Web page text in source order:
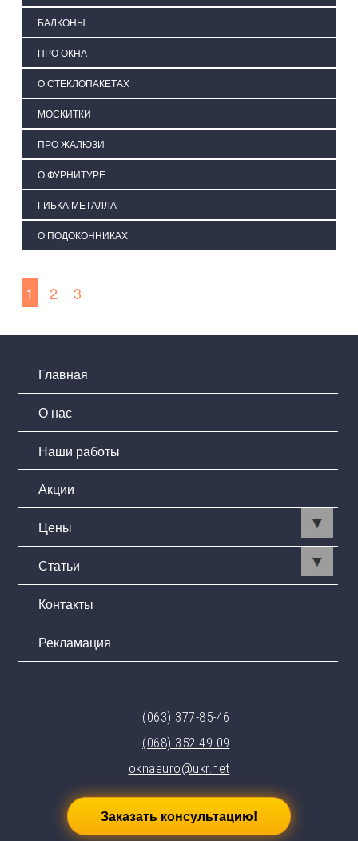
БАЛКОНЫ
ПРО ОКНА
О СТЕКЛОПАКЕТАХ
МОСКИТКИ
ПРО ЖАЛЮЗИ
О ФУРНИТУРЕ
ГИБКА МЕТАЛЛА
О ПОДОКОННИКАХ
1 2 3
Главная
О нас
Наши работы
Акции
Цены
Статьи
Контакты
Рекламация
Заказать консультацию!
(063) 377-85-46
(068) 352-49-09
oknaeuro@ukr.net